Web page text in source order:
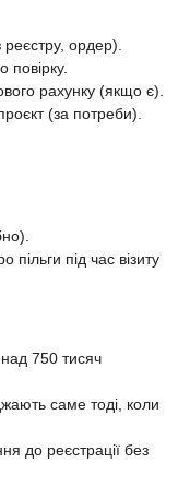
реєстру, ордер).
повірку.
рахунку (якщо є).
(за потреби).
під час візиту
750 тисяч
саме тоді, коли
до реєстрації без